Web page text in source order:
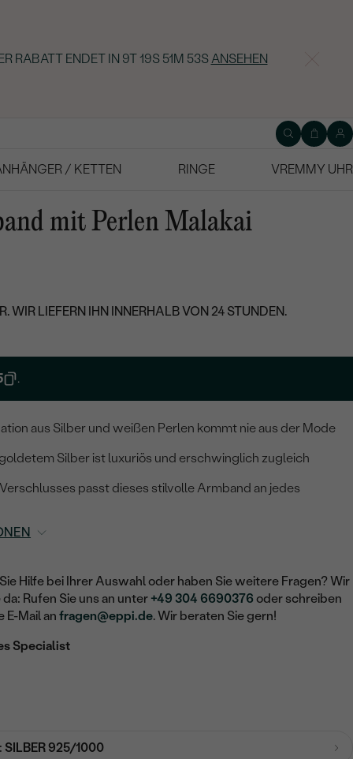
RABATT ENDET IN 9T 19S 51M 52SANSEHEN
/ KETTEN RINGE
VREMMY UHR
mit Perlen Malakai
WIR LIEFERN IHN INNERHALB VON 24 STUNDEN.
.
aus Silber und weißen Perlen kommt nie aus der Mode
Silber ist luxuriös und erschwinglich zugleich
passt dieses stilvolle Armband an jedes
Hilfe bei Ihrer Auswahl oder haben Sie weitere Fragen? Wir
Rufen Sie uns an unter +49 304 6690376 oder schreiben
E-Mail anfragen@eppi.de. Wir beraten Sie gern!
Specialist
SILBER 925/1000